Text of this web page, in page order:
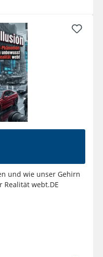
und wie unser Gehirn
webt.DE